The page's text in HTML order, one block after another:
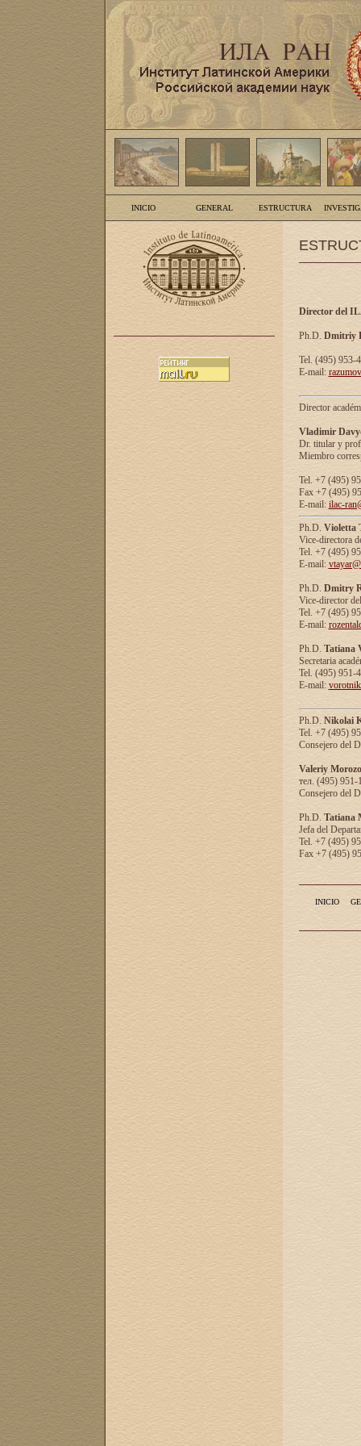
INICIO GENERAL ESTRUCTURA
Director del
Ph.D. Dmitriy
Tel. (495) 953-
E-mail:
Director
Vladimir
Dr. titular y
Miembro
Tel. +7 (495)
Fax +7 (495)
E-mail: ilac-
Ph.D. Violetta
Vice-directora
Tel. +7 (495)
E-mail:
Ph.D. Dmitry
Vice-director
Tel. +7 (495)
E-mail:
Ph.D. Tatiana
Secretaria
Tel. (495) 951-
E-mail:
Ph.D. Nikolai
Tel. +7 (495)
Consejero del
Valeriy
тел. (495) 951-
Consejero del
Ph.D. Tatiana
Jefa del
Tel. +7 (495)
Fax +7 (495)
INICIO